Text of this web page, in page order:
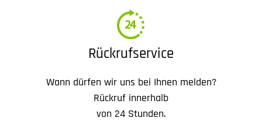
Rückrufservice
Wann dürfen wir uns bei Ihnen melden?
Rückruf innerhalb
von 24 Stunden.